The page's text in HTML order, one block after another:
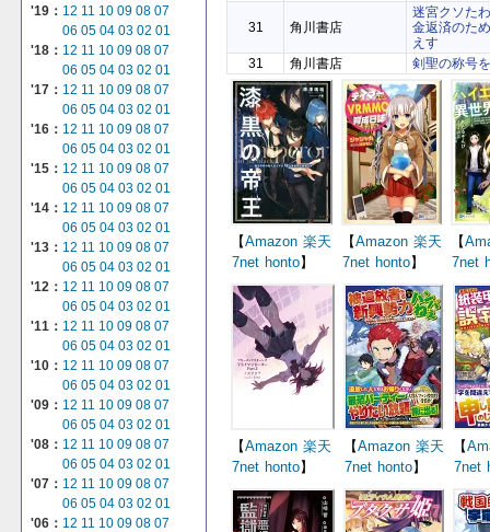
'19： 12 11 10 09 08 07
06 05 04 03 02 01
'18： 12 11 10 09 08 07
06 05 04 03 02 01
'17： 12 11 10 09 08 07
06 05 04 03 02 01
'16： 12 11 10 09 08 07
06 05 04 03 02 01
'15： 12 11 10 09 08 07
06 05 04 03 02 01
'14： 12 11 10 09 08 07
06 05 04 03 02 01
'13： 12 11 10 09 08 07
06 05 04 03 02 01
'12： 12 11 10 09 08 07
06 05 04 03 02 01
'11： 12 11 10 09 08 07
06 05 04 03 02 01
'10： 12 11 10 09 08 07
06 05 04 03 02 01
'09： 12 11 10 09 08 07
06 05 04 03 02 01
'08： 12 11 10 09 08 07
06 05 04 03 02 01
'07： 12 11 10 09 08 07
06 05 04 03 02 01
'06： 12 11 10 09 08 07
31 角川書店
迷宮クソた
金返済のた
えす
31
角川書店 剣聖の称号
【Amazon 楽天
7net honto】
【Amazon 楽天
7net honto】
【
7net
【Amazon 楽天
7net honto】
【Amazon 楽天
7net honto】
【
7net